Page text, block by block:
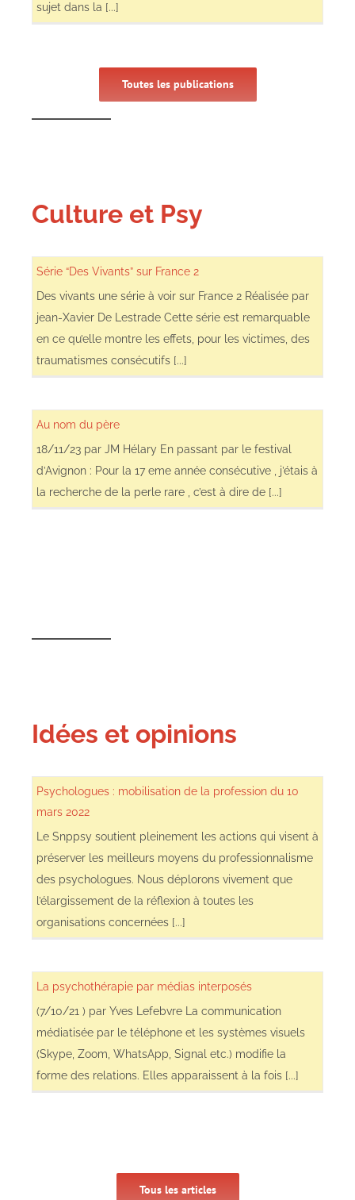
sujet dans la [...]
Toutes les publications
Culture et Psy
Série “Des Vivants” sur France 2
Des vivants une série à voir sur France 2 Réalisée par
jean-Xavier De Lestrade Cette série est remarquable
en ce qu’elle montre les effets, pour les victimes, des
traumatismes consécutifs [...]
Au nom du père
18/11/23 par JM Hélary En passant par le festival
d’Avignon : Pour la 17 eme année consécutive , j’étais à
la recherche de la perle rare , c’est à dire de [...]
Idées et opinions
Psychologues : mobilisation de la profession du 10
mars 2022
Le Snppsy soutient pleinement les actions qui visent à
préserver les meilleurs moyens du professionnalisme
des psychologues. Nous déplorons vivement que
l’élargissement de la réflexion à toutes les
organisations concernées [...]
La psychothérapie par médias interposés
(7/10/21 ) par Yves Lefebvre La communication
médiatisée par le téléphone et les systèmes visuels
(Skype, Zoom, WhatsApp, Signal etc.) modifie la
forme des relations. Elles apparaissent à la fois [...]
Tous les articles